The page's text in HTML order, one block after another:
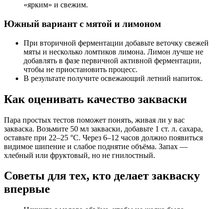
«ярким» и свежим.
Южный вариант с мятой и лимоном
При вторичной ферментации добавьте веточку свежей
мяты и несколько ломтиков лимона. Лимон лучше не
добавлять в фазе первичной активной ферментации,
чтобы не приостановить процесс.
В результате получите освежающий летний напиток.
Как оценивать качество закваски
Пара простых тестов поможет понять, живая ли у вас
закваска. Возьмите 50 мл закваски, добавьте 1 ст. л. сахара,
оставьте при 22–25 °C. Через 6–12 часов должно появиться
видимое шипение и слабое поднятие объёма. Запах —
хлебный или фруктовый, но не гнилостный.
Советы для тех, кто делает закваску
впервые